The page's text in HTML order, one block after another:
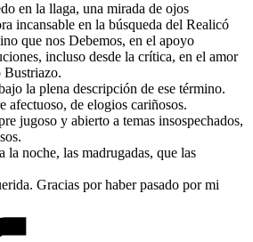
en la llaga, una mirada de ojos
incansable en la búsqueda del Realicó
que nos Debemos, en el apoyo
incluso desde la crítica, en el amor
Bustriazo.
la plena descripción de ese término.
afectuoso, de elogios cariñosos.
jugoso y abierto a temas insospechados,
la noche, las madrugadas, que las
Gracias por haber pasado por mi